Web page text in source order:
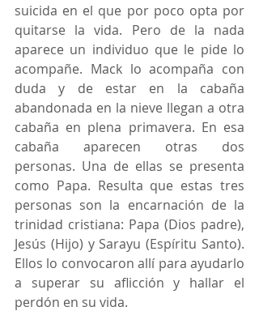
suicida en el que por poco opta por
quitarse la vida. Pero de la nada
aparece un individuo que le pide lo
acompañe. Mack lo acompaña con
duda y de estar en la cabaña
abandonada en la nieve llegan a otra
cabaña en plena primavera. En esa
cabaña aparecen otras dos
personas. Una de ellas se presenta
como Papa. Resulta que estas tres
personas son la encarnación de la
trinidad cristiana: Papa (Dios padre),
Jesús (Hijo) y Sarayu (Espíritu Santo).
Ellos lo convocaron allí para ayudarlo
a superar su aflicción y hallar el
perdón en su vida.